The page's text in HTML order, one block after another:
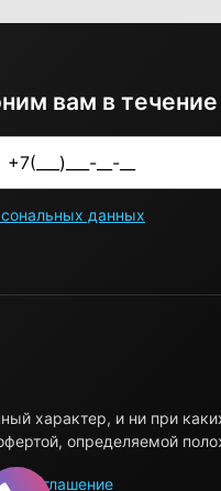
вам в
данных
характер, и ни при
определяемой
соглашение